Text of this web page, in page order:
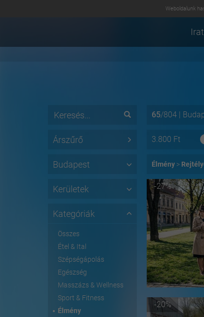
Weboldalunk
Árszűrő
Budapest
Kerületek
Kategóriák
Összes
Étel & Ital
Szépségápolás
Egészség
Masszázs & Wellness
Sport & Fitness
Élmény
65/804 |
3.800 Ft
Élmény
-27%
-20%